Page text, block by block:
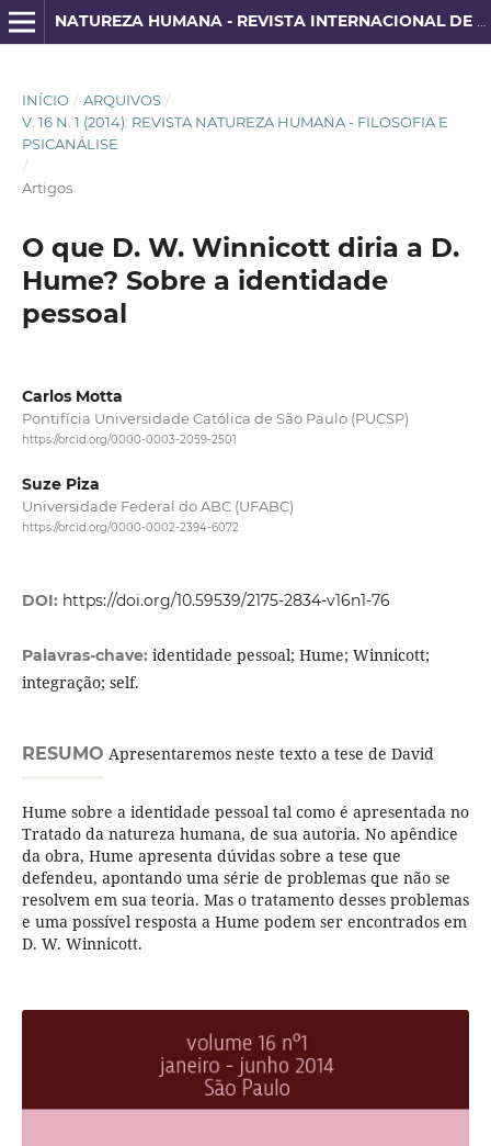
INÍCIO / ARQUIVOS /
V. 16 N. 1 (2014): REVISTA NATUREZA HUMANA - FILOSOFIA E
PSICANÁLISE
/
Artigos
O que D. W. Winnicott diria a D.
Hume? Sobre a identidade
pessoal
Carlos Motta
Pontifícia Universidade Católica de São Paulo (PUCSP)
https://orcid.org/0000-0003-2059-2501
Suze Piza
Universidade Federal do ABC (UFABC)
https://orcid.org/0000-0002-2394-6072
DOI: https://doi.org/10.59539/2175-2834-v16n1-76
Palavras-chave: identidade pessoal; Hume; Winnicott;
integração; self.
RESUMO Apresentaremos neste texto a tese de David
Hume sobre a identidade pessoal tal como é apresentada no
Tratado da natureza humana, de sua autoria. No apêndice
da obra, Hume apresenta dúvidas sobre a tese que
defendeu, apontando uma série de problemas que não se
resolvem em sua teoria. Mas o tratamento desses problemas
e uma possível resposta a Hume podem ser encontrados em
D. W. Winnicott.